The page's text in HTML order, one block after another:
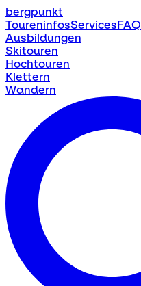
bergpunkt
ToureninfosServicesFAQ
Ausbildungen
Skitouren
Hochtouren
Klettern
Wandern